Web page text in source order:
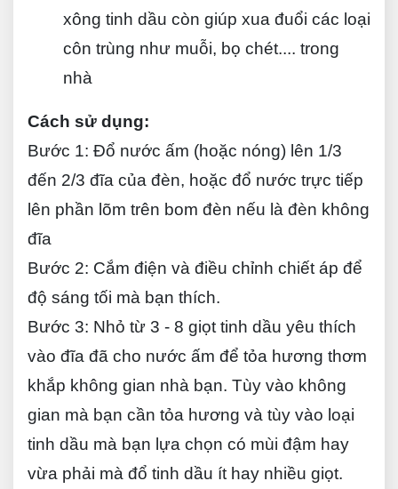
xông tinh dầu còn giúp xua đuổi các loại
côn trùng như muỗi, bọ chét.... trong
nhà
Cách sử dụng:
Bước 1: Đổ nước ấm (hoặc nóng) lên 1/3
đến 2/3 đĩa của đèn, hoặc đổ nước trực tiếp
lên phần lõm trên bom đèn nếu là đèn không
đĩa
Bước 2: Cắm điện và điều chỉnh chiết áp để
độ sáng tối mà bạn thích.
Bước 3: Nhỏ từ 3 - 8 giọt tinh dầu yêu thích
vào đĩa đã cho nước ấm để tỏa hương thơm
khắp không gian nhà bạn. Tùy vào không
gian mà bạn cần tỏa hương và tùy vào loại
tinh dầu mà bạn lựa chọn có mùi đậm hay
vừa phải mà đổ tinh dầu ít hay nhiều giọt.